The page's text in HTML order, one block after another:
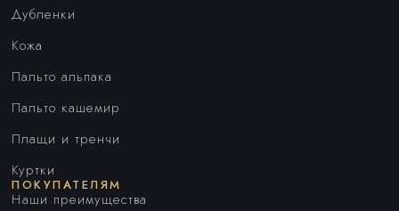
Дубленки
Кожа
Пальто альпака
Пальто кашемир
Плащи и тренчи
Куртки
ПОКУПАТЕЛЯМ
Наши преимущества